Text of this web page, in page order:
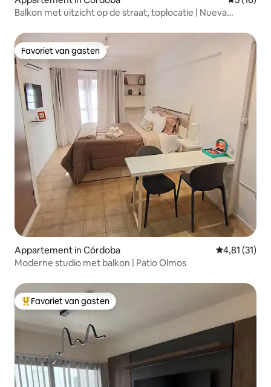
Balkon met uitzicht op de straat, toplocatie | Nueva
Favoriet van gasten
Favoriet van gasten
Appartement in Córdoba Gemiddelde
4,81 (31)
Moderne studio met balkon | Patio Olmos
Topfavoriet van gasten
Favoriet van gasten